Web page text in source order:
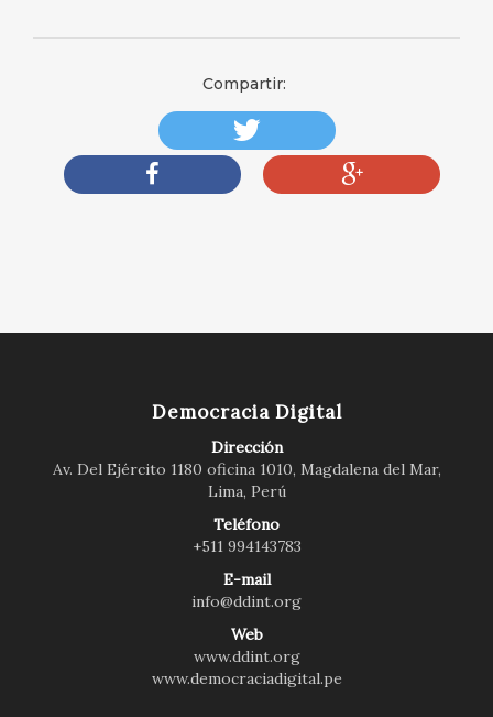
Compartir:
Democracia Digital
Dirección
Av. Del Ejército 1180 oficina 1010, Magdalena del Mar,
Lima, Perú
Teléfono
+511 994143783
E-mail
info@ddint.org
Web
www.ddint.org
www.democraciadigital.pe